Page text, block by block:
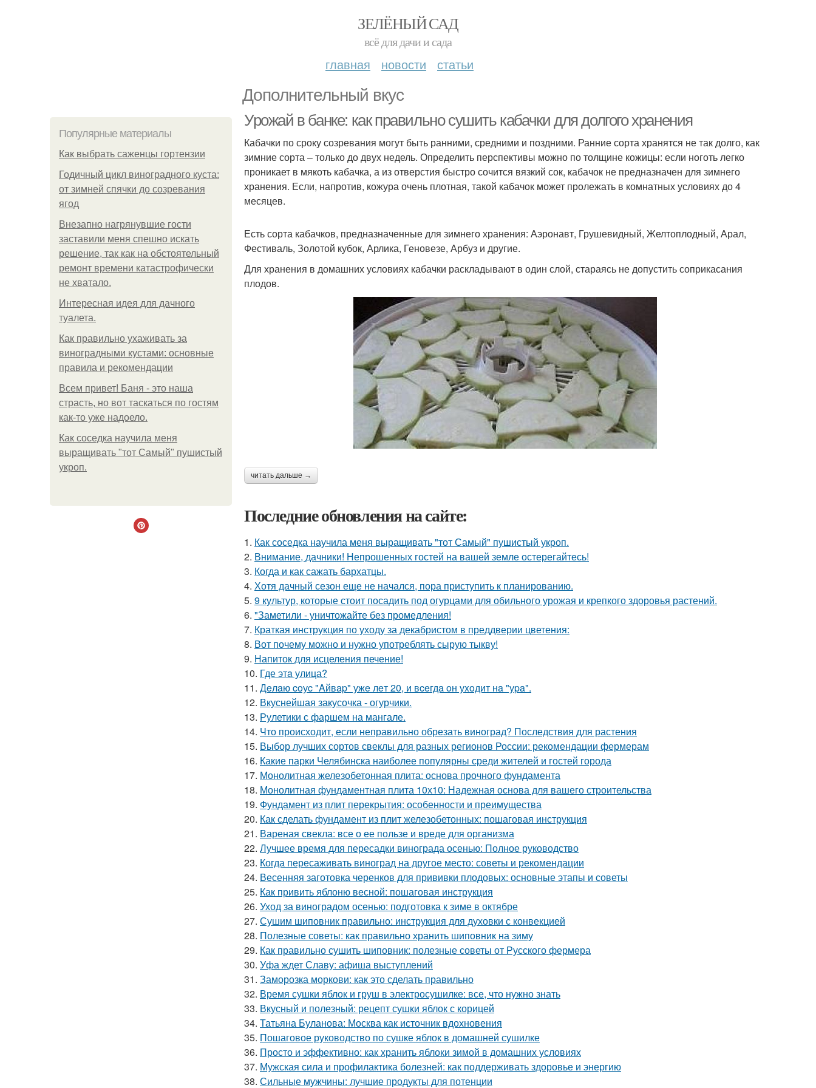
ЗЕЛЁНЫЙ САД
всё для дачи и сада
главная новости статьи
Дополнительный вкус
Популярные материалы
Как выбрать саженцы гортензии
Годичный цикл виноградного куста:
от зимней спячки до созревания
ягод
Внезапно нагрянувшие гости
заставили меня спешно искать
решение, так как на обстоятельный
ремонт времени катастрофически
не хватало.
Интересная идея для дачного
туалета.
Как правильно ухаживать за
виноградными кустами: основные
правила и рекомендации
Всем привет! Баня - это наша
страсть, но вот таскаться по гостям
как-то уже надоело.
Как соседка научила меня
выращивать "тот Самый" пушистый
укроп.
Урожай в банке: как правильно сушить кабачки для долгого хранения
Кабачки по сроку созревания могут быть ранними, средними и поздними. Ранние сорта хранятся не так долго, как
зимние сорта – только до двух недель. Определить перспективы можно по толщине кожицы: если ноготь легко
проникает в мякоть кабачка, а из отверстия быстро сочится вязкий сок, кабачок не предназначен для зимнего
хранения. Если, напротив, кожура очень плотная, такой кабачок может пролежать в комнатных условиях до 4
месяцев.
Есть сорта кабачков, предназначенные для зимнего хранения: Аэронавт, Грушевидный, Желтоплодный, Арал,
Фестиваль, Золотой кубок, Арлика, Геновезе, Арбуз и другие.
Для хранения в домашних условиях кабачки раскладывают в один слой, стараясь не допустить соприкасания
плодов.
читать дальше →
Последние обновления на сайте:
1. Как соседка научила меня выращивать "тот Самый" пушистый укроп.
2. Внимание, дачники! Непрошенных гостей на вашей земле остерегайтесь!
3. Когда и как сажать бархатцы.
4. Хотя дачный сезон еще не начался, пора приступить к планированию.
5. 9 культур, которые стоит посадить под огурцами для обильного урожая и крепкого здоровья растений.
6. "Заметили - уничтожайте без промедления!
7. Краткая инструкция по уходу за декабристом в преддверии цветения:
8. Вот почему можно и нужно употреблять сырую тыкву!
9. Напиток для исцеления печение!
10. Где этa улица?
11. Дeлaю coуc "Aйвap" ужe лeт 20, и вceгдa oн уxoдит нa "уpa".
12. Вкуснейшая закусочка - огурчики.
13. Рулетики с фаршем на мангале.
14. Что происходит, если неправильно обрезать виноград? Последствия для растения
15. Выбор лучших сортов свеклы для разных регионов России: рекомендации фермерам
16. Какие парки Челябинска наиболее популярны среди жителей и гостей города
17. Монолитная железобетонная плита: основа прочного фундамента
18. Монолитная фундаментная плита 10х10: Надежная основа для вашего строительства
19. Фундамент из плит перекрытия: особенности и преимущества
20. Как сделать фундамент из плит железобетонных: пошаговая инструкция
21. Вареная свекла: все о ее пользе и вреде для организма
22. Лучшее время для пересадки винограда осенью: Полное руководство
23. Когда пересаживать виноград на другое место: советы и рекомендации
24. Весенняя заготовка черенков для прививки плодовых: основные этапы и советы
25. Как привить яблоню весной: пошаговая инструкция
26. Уход за виноградом осенью: подготовка к зиме в октябре
27. Сушим шиповник правильно: инструкция для духовки с конвекцией
28. Полезные советы: как правильно хранить шиповник на зиму
29. Как правильно сушить шиповник: полезные советы от Русского фермера
30. Уфа ждет Славу: афиша выступлений
31. Заморозка моркови: как это сделать правильно
32. Время сушки яблок и груш в электросушилке: все, что нужно знать
33. Вкусный и полезный: рецепт сушки яблок с корицей
34. Татьяна Буланова: Москва как источник вдохновения
35. Пошаговое руководство по сушке яблок в домашней сушилке
36. Просто и эффективно: как хранить яблоки зимой в домашних условиях
37. Мужская сила и профилактика болезней: как поддерживать здоровье и энергию
38. Сильные мужчины: лучшие продукты для потенции